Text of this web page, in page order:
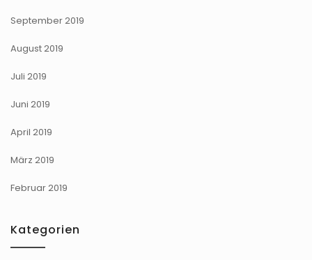
September 2019
August 2019
Juli 2019
Juni 2019
April 2019
März 2019
Februar 2019
Kategorien